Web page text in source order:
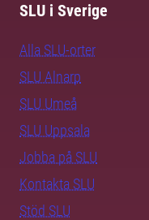
SLU i Sverige
Alla SLU-orter
SLU Alnarp
SLU Umeå
SLU Uppsala
Jobba på SLU
Kontakta SLU
Stöd SLU